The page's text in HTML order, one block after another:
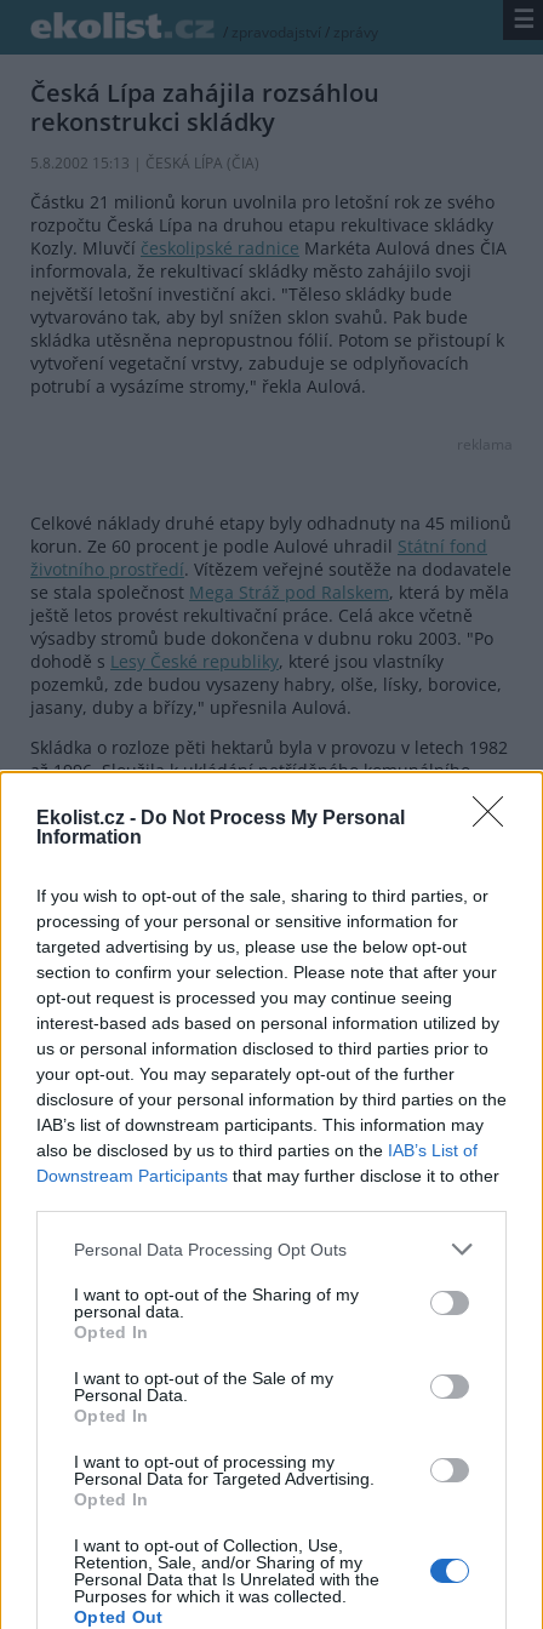
Ekolist.cz - Do Not Process My Personal
Information
If you wish to opt-out of the sale, sharing to third parties, or
processing of your personal or sensitive information for
targeted advertising by us, please use the below opt-out
section to confirm your selection. Please note that after your
opt-out request is processed you may continue seeing
interest-based ads based on personal information utilized by
us or personal information disclosed to third parties prior to
your opt-out. You may separately opt-out of the further
disclosure of your personal information by third parties on the
IAB’s list of downstream participants. This information may
also be disclosed by us to third parties on the IAB’s List of
Downstream Participants that may further disclose it to other
Personal Data Processing Opt Outs
I want to opt-out of the Sharing of my
personal data.
Opted In
I want to opt-out of the Sale of my
Personal Data.
Opted In
I want to opt-out of processing my
Personal Data for Targeted Advertising.
Opted In
I want to opt-out of Collection, Use,
Retention, Sale, and/or Sharing of my
Personal Data that Is Unrelated with the
Purposes for which it was collected.
Opted Out
/ zpravodajství / zprávy ☰
Česká Lípa zahájila rozsáhlou
rekonstrukci skládky
5.8.2002 15:13 | ČESKÁ LÍPA (ČIA)
Částku 21 milionů korun uvolnila pro letošní rok ze svého
rozpočtu Česká Lípa na druhou etapu rekultivace skládky
Kozly. Mluvčí českolipské radnice Markéta Aulová dnes ČIA
informovala, že rekultivací skládky město zahájilo svoji
největší letošní investiční akci. "Těleso skládky bude
vytvarováno tak, aby byl snížen sklon svahů. Pak bude
skládka utěsněna nepropustnou fólií. Potom se přistoupí k
vytvoření vegetační vrstvy, zabuduje se odplyňovacích
potrubí a vysázíme stromy," řekla Aulová.
reklama
Celkové náklady druhé etapy byly odhadnuty na 45 milionů
korun. Ze 60 procent je podle Aulové uhradil Státní fond
životního prostředí. Vítězem veřejné soutěže na dodavatele
se stala společnost Mega Stráž pod Ralskem, která by měla
ještě letos provést rekultivační práce. Celá akce včetně
výsadby stromů bude dokončena v dubnu roku 2003. "Po
dohodě s Lesy České republiky, které jsou vlastníky
pozemků, zde budou vysazeny habry, olše, lísky, borovice,
jasany, duby a břízy," upřesnila Aulová.
Skládka o rozloze pěti hektarů byla v provozu v letech 1982
až 1996. Sloužila k ukládání netříděného komunálního
odpadu. Podle zastupitele Jaroslava Štrumpfa nebyla nikdy
oplocena a nelze proto s určitostí říci, co všechno
obsahuje. Odběry spodních vod a skládkových plynů ale
Lípa se rekultivací skládky zabývá od roku 1992. V době,
kdy byly náklady odhadovány na 15 milionů korun, nenašlo
město vhodné řešení. První etapa rekultivace byla
provedena v roce 1999. Vybudování drenážního pásu na
odvádění kontaminované vody za 650 tisíc korun hradilo
město plně ze svého rozpočtu.
reklama
tisknout poslat